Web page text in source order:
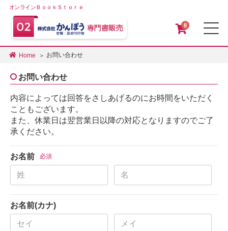
オンラインＢｏｏｋＳｔｏｒｅ
0
Home お問い合わせ
お問い合わせ
内容によっては回答をさしあげるのにお時間をいただく
こともございます。
また、休業日は翌営業日以降の対応となりますのでご了
承ください。
お名前 必須
お名前(カナ)